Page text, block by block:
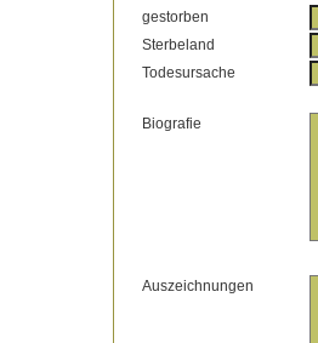
gestorben
Sterbeland
Todesursache
Biografie
Auszeichnungen